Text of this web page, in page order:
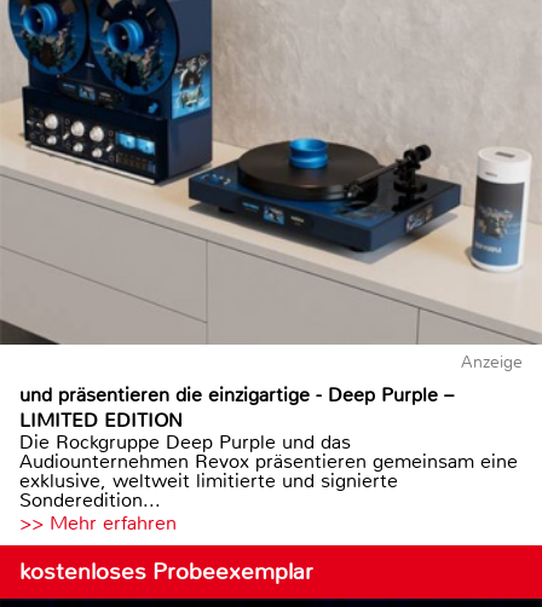
Anzeige
und präsentieren die einzigartige - Deep Purple –
LIMITED EDITION
Die Rockgruppe Deep Purple und das
Audiounternehmen Revox präsentieren gemeinsam eine
exklusive, weltweit limitierte und signierte
Sonderedition...
>> Mehr erfahren
kostenloses Probeexemplar